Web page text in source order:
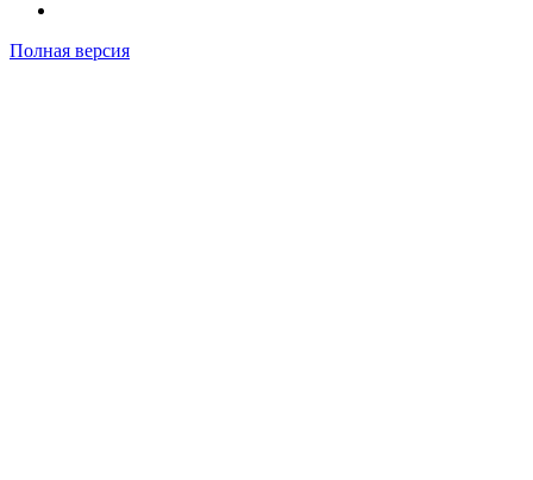
Полная версия